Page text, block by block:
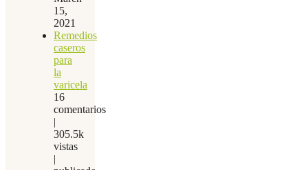
15,
2021
Remedios
caseros
para
la
varicela
16
comentarios
|
305.5k
vistas
|